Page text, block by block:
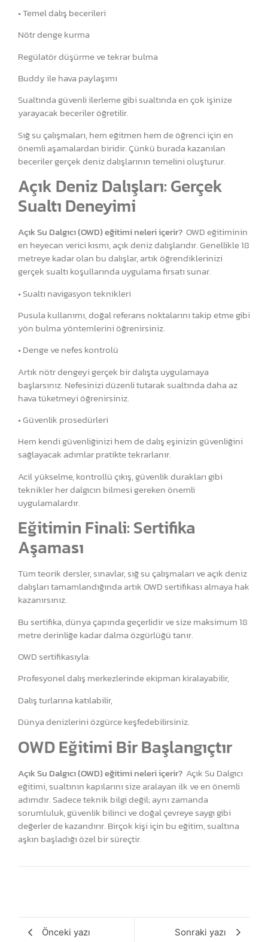
• Temel dalış becerileri
Nötr denge kurma
Regülatör düşürme ve tekrar bulma
Buddy ile hava paylaşımı
Sualtında güvenli ilerleme gibi sualtında en çok işinize
yarayacak beceriler öğretilir.
Sığ su çalışmaları, hem eğitmen hem de öğrenci için en
önemli aşamalardan biridir. Çünkü burada kazanılan
beceriler gerçek deniz dalışlarının temelini oluşturur.
Açık Deniz Dalışları: Gerçek
Sualtı Deneyimi
Açık Su Dalgıcı (OWD) eğitimi neleri içerir? OWD eğitiminin
en heyecan verici kısmı, açık deniz dalışlarıdır. Genellikle 18
metreye kadar olan bu dalışlar, artık öğrendiklerinizi
gerçek sualtı koşullarında uygulama fırsatı sunar.
• Sualtı navigasyon teknikleri
Pusula kullanımı, doğal referans noktalarını takip etme gibi
yön bulma yöntemlerini öğrenirsiniz.
• Denge ve nefes kontrolü
Artık nötr dengeyi gerçek bir dalışta uygulamaya
başlarsınız. Nefesinizi düzenli tutarak sualtında daha az
hava tüketmeyi öğrenirsiniz.
• Güvenlik prosedürleri
Hem kendi güvenliğinizi hem de dalış eşinizin güvenliğini
sağlayacak adımlar pratikte tekrarlanır.
Acil yükselme, kontrollü çıkış, güvenlik durakları gibi
teknikler her dalgıcın bilmesi gereken önemli
uygulamalardır.
Eğitimin Finali: Sertifika
Aşaması
Tüm teorik dersler, sınavlar, sığ su çalışmaları ve açık deniz
dalışları tamamlandığında artık OWD sertifikası almaya hak
kazanırsınız.
Bu sertifika, dünya çapında geçerlidir ve size maksimum 18
metre derinliğe kadar dalma özgürlüğü tanır.
OWD sertifikasıyla:
Profesyonel dalış merkezlerinde ekipman kiralayabilir,
Dalış turlarına katılabilir,
Dünya denizlerini özgürce keşfedebilirsiniz.
OWD Eğitimi Bir Başlangıçtır
Açık Su Dalgıcı (OWD) eğitimi neleri içerir? Açık Su Dalgıcı
eğitimi, sualtının kapılarını size aralayan ilk ve en önemli
adımdır. Sadece teknik bilgi değil; aynı zamanda
sorumluluk, güvenlik bilinci ve doğal çevreye saygı gibi
değerler de kazandırır. Birçok kişi için bu eğitim, sualtına
aşkın başladığı özel bir süreçtir.
Önceki yazı Sonraki yazı